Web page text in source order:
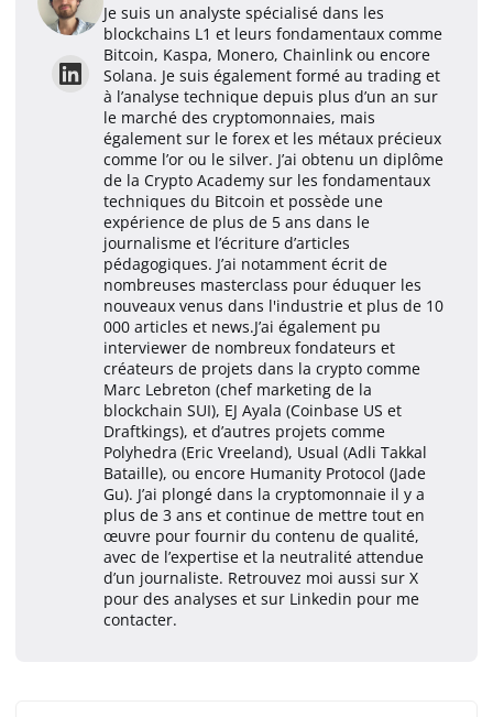
Je suis un analyste spécialisé dans les
blockchains L1 et leurs fondamentaux comme
Bitcoin, Kaspa, Monero, Chainlink ou encore
Solana. Je suis également formé au trading et
à l’analyse technique depuis plus d’un an sur
le marché des cryptomonnaies, mais
également sur le forex et les métaux précieux
comme l’or ou le silver. J’ai obtenu un diplôme
de la Crypto Academy sur les fondamentaux
techniques du Bitcoin et possède une
expérience de plus de 5 ans dans le
journalisme et l’écriture d’articles
pédagogiques. J’ai notamment écrit de
nombreuses masterclass pour éduquer les
nouveaux venus dans l'industrie et plus de 10
000 articles et news.J’ai également pu
interviewer de nombreux fondateurs et
créateurs de projets dans la crypto comme
Marc Lebreton (chef marketing de la
blockchain SUI), EJ Ayala (Coinbase US et
Draftkings), et d’autres projets comme
Polyhedra (Eric Vreeland), Usual (Adli Takkal
Bataille), ou encore Humanity Protocol (Jade
Gu). J’ai plongé dans la cryptomonnaie il y a
plus de 3 ans et continue de mettre tout en
œuvre pour fournir du contenu de qualité,
avec de l’expertise et la neutralité attendue
d’un journaliste. Retrouvez moi aussi sur X
pour des analyses et sur Linkedin pour me
contacter.